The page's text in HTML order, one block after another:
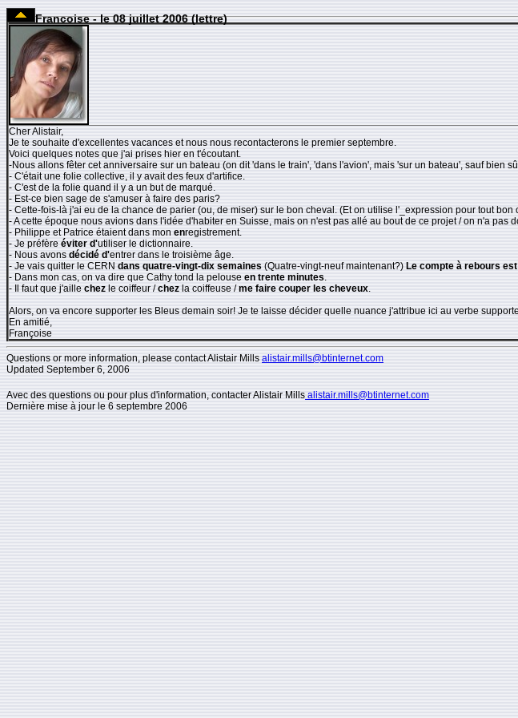
Francoise - le 08 juillet 2006 (lettre)
Cher Alistair,
Je te souhaite d'excellentes vacances et nous nous recontacterons le premier septembre.
Voici quelques notes que j'ai prises hier en t'écoutant.
-Nous allons fêter cet anniversaire sur un bateau (on dit 'dans le train', 'dans l'avion', mais 'sur un bateau', sauf bien
- C'était une folie collective, il y avait des feux d'artifice.
- C'est de la folie quand il y a un but de marqué.
- Est-ce bien sage de s'amuser à faire des paris?
- Cette-fois-là j'ai eu de la chance de parier (ou, de miser) sur le bon cheval. (Et on utilise l'_expression pour tout bon
- A cette époque nous avions dans l'idée d'habiter en Suisse, mais on n'est pas allé au bout de ce projet / on n'a pas
- Philippe et Patrice étaient dans mon enregistrement.
- Je préfère éviter d'utiliser le dictionnaire.
- Nous avons décidé d'entrer dans le troisième âge.
- Je vais quitter le CERN dans quatre-vingt-dix semaines (Quatre-vingt-neuf maintenant?) Le compte à rebours
- Dans mon cas, on va dire que Cathy tond la pelouse en trente minutes.
- Il faut que j'aille chez le coiffeur /chez la coiffeuse /me faire couper les cheveux.
Alors, on va encore supporter les Bleus demain soir! Je te laisse décider quelle nuance j'attribue ici au verbe
En amitié,
Françoise
Questions or more information, please contact Alistair Mills alistair.mills@btinternet.com
Updated September 6, 2006
Avec des questions ou pour plus d'information, contacter Alistair Mills alistair.mills@btinternet.com
Dernière mise à jour le 6 septembre 2006